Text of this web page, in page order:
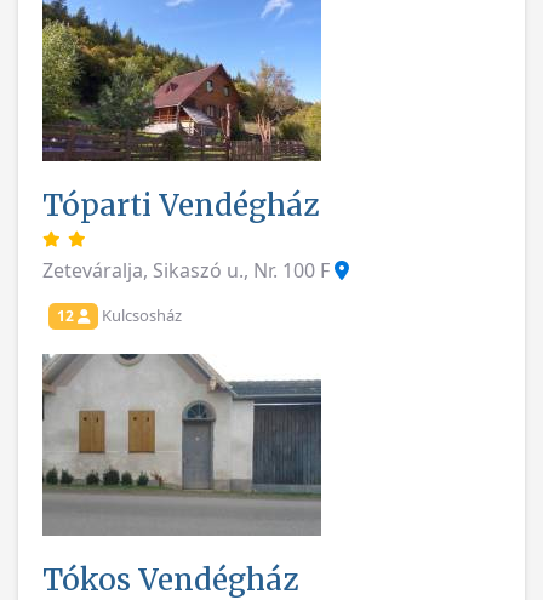
Tóparti Vendégház
Zeteváralja, Sikaszó u., Nr. 100 F
12 Kulcsosház
Tókos Vendégház